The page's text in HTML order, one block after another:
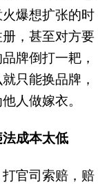
爆想扩张的时
，甚至对方要
牌倒打一耙，
只能换品牌，
人做嫁衣。
法成本太低
官司索赔，赔